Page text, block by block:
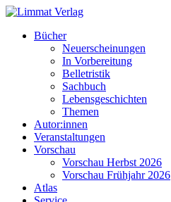
Bücher
Neuerscheinungen
In Vorbereitung
Belletristik
Sachbuch
Lebensgeschichten
Themen
Autor:innen
Veranstaltungen
Vorschau
Vorschau Herbst 2026
Vorschau Frühjahr 2026
Atlas